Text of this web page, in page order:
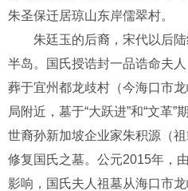
朱圣保迁居琼山东岸儒翠村。
朱廷玉的后裔，宋代以后
半岛。国氏授诰封一品诰命夫
葬于宜州都龙歧村（今海口市
局附近，墓于“大跃进”和“文革
世裔孙新加坡企业家朱积源（
修复国氏之墓。公元2015年，
影响，国氏夫人祖墓从海口市